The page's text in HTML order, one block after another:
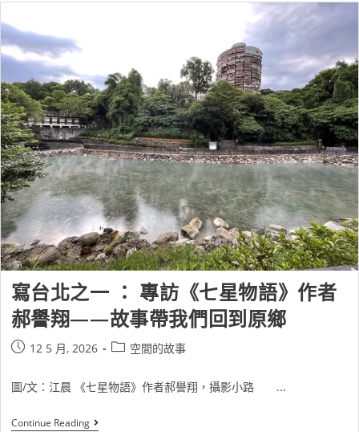
寫台北之一 ： 專訪《七星物語》作者
郝譽翔——故事帶我們回到原鄉
12 5 月, 2026 空間的故事
圖/文：江晨 《七星物語》作者郝譽翔，攝影小路 ...
Continue Reading